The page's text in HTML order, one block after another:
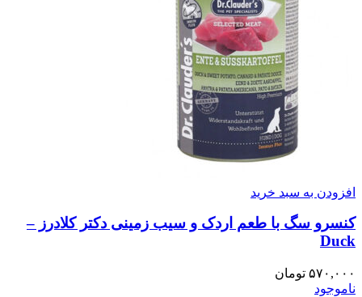
افزودن به سبد خرید
کنسرو سگ با طعم اردک و سیب زمینی دکتر کلادرز –
Duck
۵۷۰,۰۰۰ تومان
ناموجود